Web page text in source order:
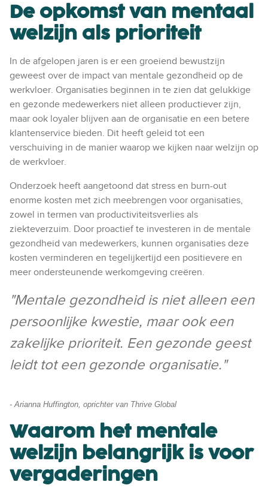
De opkomst van mentaal
welzijn als prioriteit
In de afgelopen jaren is er een groeiend bewustzijn
geweest over de impact van mentale gezondheid op de
werkvloer. Organisaties beginnen in te zien dat gelukkige
en gezonde medewerkers niet alleen productiever zijn,
maar ook loyaler blijven aan de organisatie en een betere
klantenservice bieden. Dit heeft geleid tot een
verschuiving in de manier waarop we kijken naar welzijn op
de werkvloer.
Onderzoek heeft aangetoond dat stress en burn-out
enorme kosten met zich meebrengen voor organisaties,
zowel in termen van productiviteitsverlies als
ziekteverzuim. Door proactief te investeren in de mentale
gezondheid van medewerkers, kunnen organisaties deze
kosten verminderen en tegelijkertijd een positievere en
meer ondersteunende werkomgeving creëren.
"Mentale gezondheid is niet alleen een
persoonlijke kwestie, maar ook een
zakelijke prioriteit. Een gezonde geest
leidt tot een gezonde organisatie."
- Arianna Huffington, oprichter van Thrive Global
Waarom het mentale
welzijn belangrijk is voor
vergaderingen